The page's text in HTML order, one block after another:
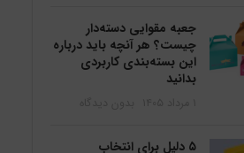
جعبه مقوایی دسته‌دار
چیست؟ هر آنچه باید درباره
این بسته‌بندی کاربردی
بدانید
۵ دلیل برای انتخاب